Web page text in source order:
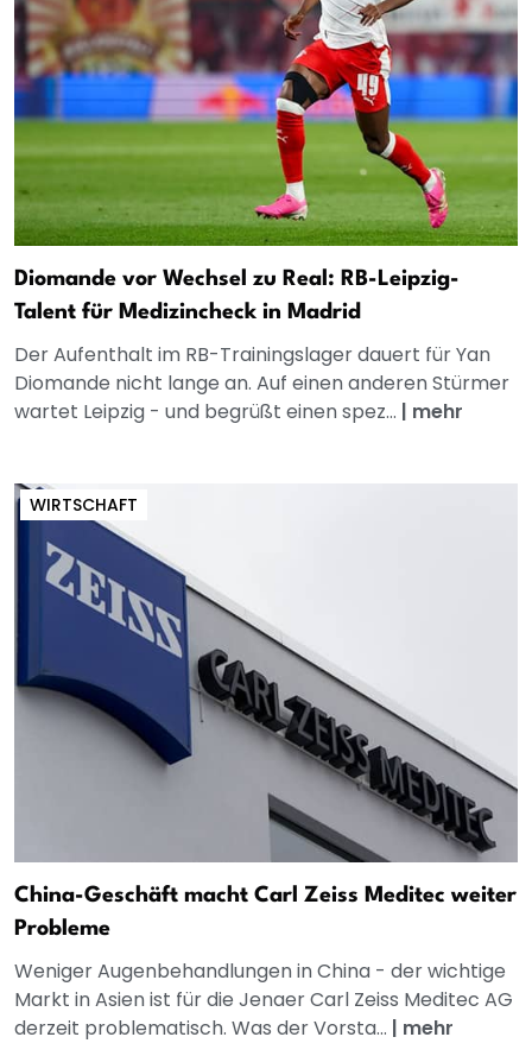
Diomande vor Wechsel zu Real: RB-Leipzig-
Talent für Medizincheck in Madrid
Der Aufenthalt im RB-Trainingslager dauert für Yan
Diomande nicht lange an. Auf einen anderen Stürmer
wartet Leipzig - und begrüßt einen spez... | mehr
WIRTSCHAFT
China-Geschäft macht Carl Zeiss Meditec weiter
Probleme
Weniger Augenbehandlungen in China - der wichtige
Markt in Asien ist für die Jenaer Carl Zeiss Meditec AG
derzeit problematisch. Was der Vorsta... | mehr